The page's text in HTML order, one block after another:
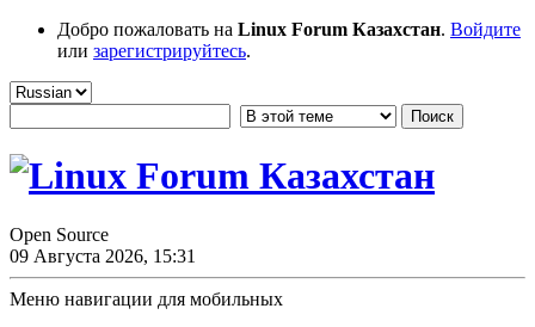
Добро пожаловать на Linux Forum Казахстан. Войдите
или зарегистрируйтесь.
Open Source
09 Августа 2026, 15:31
Меню навигации для мобильных